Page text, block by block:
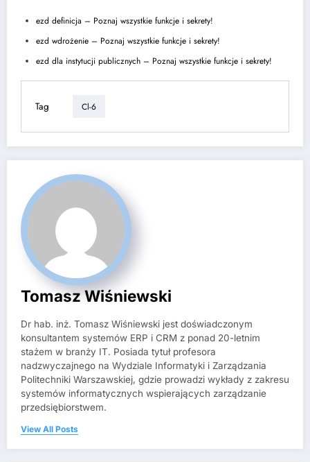
ezd definicja – Poznaj wszystkie funkcje i sekrety!
ezd wdrożenie – Poznaj wszystkie funkcje i sekrety!
ezd dla instytucji publicznych – Poznaj wszystkie funkcje i sekrety!
Tag Cl-6
Tomasz Wiśniewski
Dr hab. inż. Tomasz Wiśniewski jest doświadczonym
konsultantem systemów ERP i CRM z ponad 20-letnim
stażem w branży IT. Posiada tytuł profesora
nadzwyczajnego na Wydziale Informatyki i Zarządzania
Politechniki Warszawskiej, gdzie prowadzi wykłady z zakresu
systemów informatycznych wspierających zarządzanie
przedsiębiorstwem.
View All Posts